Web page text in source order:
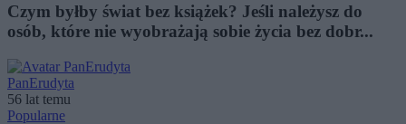
Czym byłby świat bez książek? Jeśli należysz do
osób, które nie wyobrażają sobie życia bez dobr...
PanErudyta
56 lat temu
Popularne